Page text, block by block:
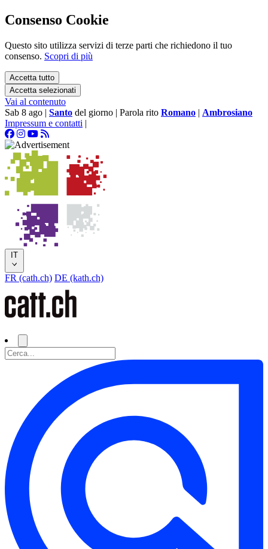
Consenso Cookie
Questo sito utilizza servizi di terze parti che richiedono il tuo
consenso. Scopri di più
Accetta tutto
Accetta selezionati
Vai al contenuto
Sab 8 ago | Santo del giorno | Parola rito Romano | Ambrosiano
Impressum e contatti |
IT
FR (cath.ch) DE (kath.ch)